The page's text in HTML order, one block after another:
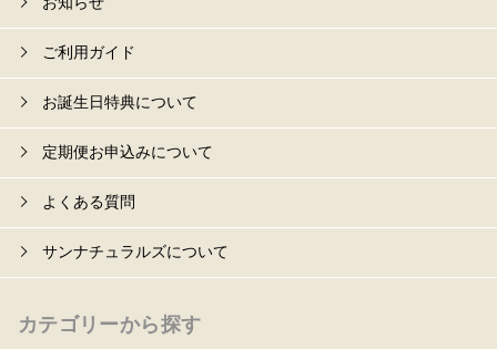
ご利用ガイド
お誕生日特典について
定期便お申込みについて
よくある質問
サンナチュラルズについて
カテゴリーから探す